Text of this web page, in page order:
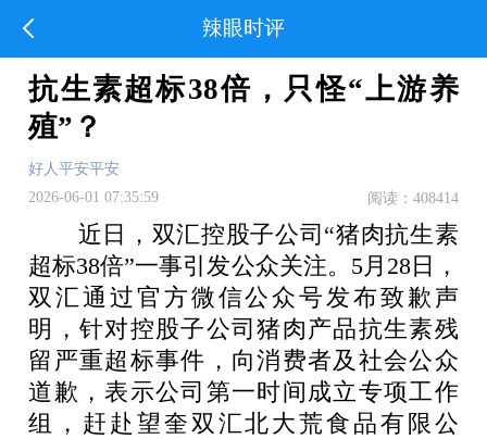
辣眼时评
抗生素超标38倍，只怪“上游养
殖”？
好人平安平安
2026-06-01 07:35:59
阅读：408414
近日，双汇控股子公司“猪肉抗生素
超标38倍”一事引发公众关注。5月28日，
双汇通过官方微信公众号发布致歉声
明，针对控股子公司猪肉产品抗生素残
留严重超标事件，向消费者及社会公众
道歉，表示公司第一时间成立专项工作
组，赶赴望奎双汇北大荒食品有限公